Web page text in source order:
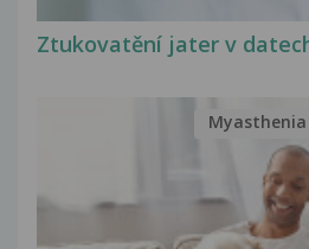
Ztukovatění jater v
Myasthenia